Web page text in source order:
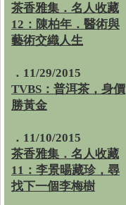
茶香雅集．名人收藏
12：陳柏年．醫術與
藝術交織人生
．11/29/2015
TVBS：普洱茶，身價
勝黃金
．11/10/2015
茶香雅集．名人收藏
11：李景暘藏珍，尋
找下一個李梅樹